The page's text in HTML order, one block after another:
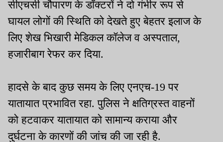
सीएचसी चौपारण के डॉक्टरों ने दो गंभीर रूप से
घायल लोगों की स्थिति को देखते हुए बेहतर इलाज के
लिए शेख भिखारी मेडिकल कॉलेज व अस्पताल,
हजारीबाग रेफर कर दिया.
हादसे के बाद कुछ समय के लिए एनएच-19 पर
यातायात प्रभावित रहा. पुलिस ने क्षतिग्रस्त वाहनों
को हटवाकर यातायात को सामान्य कराया और
दुर्घटना के कारणों की जांच की जा रही है.